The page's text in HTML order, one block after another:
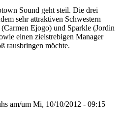
Sound geht steil. Die drei
sehr attraktiven Schwestern
Ejogo) und Sparkle (Jordin
einen zielstrebigen Manager
rausbringen möchte.
am/um Mi, 10/10/2012 - 09:15